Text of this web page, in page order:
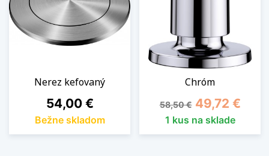
Nerez kefovaný
Cena
54,00 €
Bežne skladom
Chróm
Základná cena
58,50 € Cena
49,72 €
1 kus na sklade